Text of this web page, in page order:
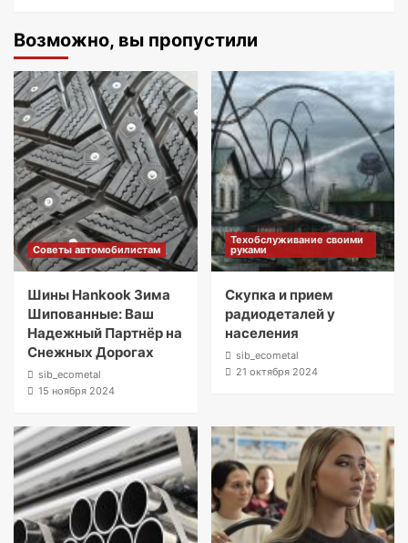
Возможно, вы пропустили
Советы автомобилистам
Шины Hankook Зима
Шипованные: Ваш
Надежный Партнёр на
Снежных Дорогах
sib_ecometal
15 ноября 2024
Техобслуживание своими
руками
Скупка и прием
радиодеталей у
населения
sib_ecometal
21 октября 2024